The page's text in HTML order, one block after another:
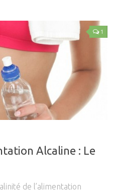
1
Alcaline : Le
de l’alimentation